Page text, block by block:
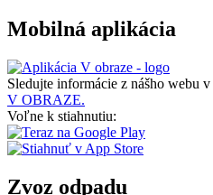
Mobilná aplikácia
Sledujte informácie z nášho webu v
V OBRAZE.
Voľne k stiahnutiu:
Zvoz odpadu